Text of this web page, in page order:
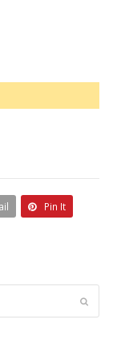
Pin It
Submit